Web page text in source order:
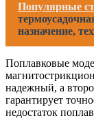
Популярные
назначение,
Поплавковые
надежный, а
гарантирует
недостаток